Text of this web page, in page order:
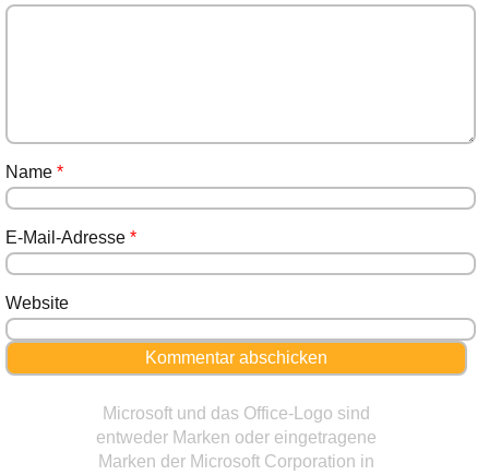
Name *
E-Mail-Adresse *
Website
Microsoft und das Office-Logo sind
entweder Marken oder eingetragene
Marken der Microsoft Corporation in